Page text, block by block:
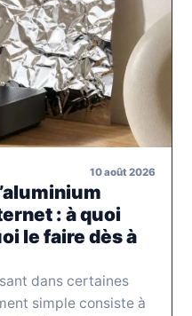
10 août 2026
: à quoi
le faire dès à
dans certaines
simple consiste à